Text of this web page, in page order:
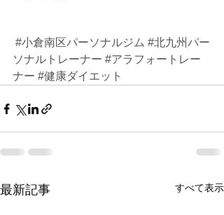
#小倉南区パーソナルジム #北九州パー
ソナルトレーナー #アラフォートレー
ナー #健康ダイエット
最新記事 すべて表示